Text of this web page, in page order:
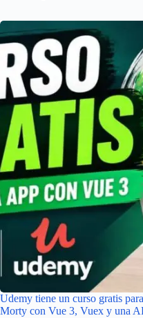
Udemy tiene un curso gratis
Morty con Vue 3, Vuex y una